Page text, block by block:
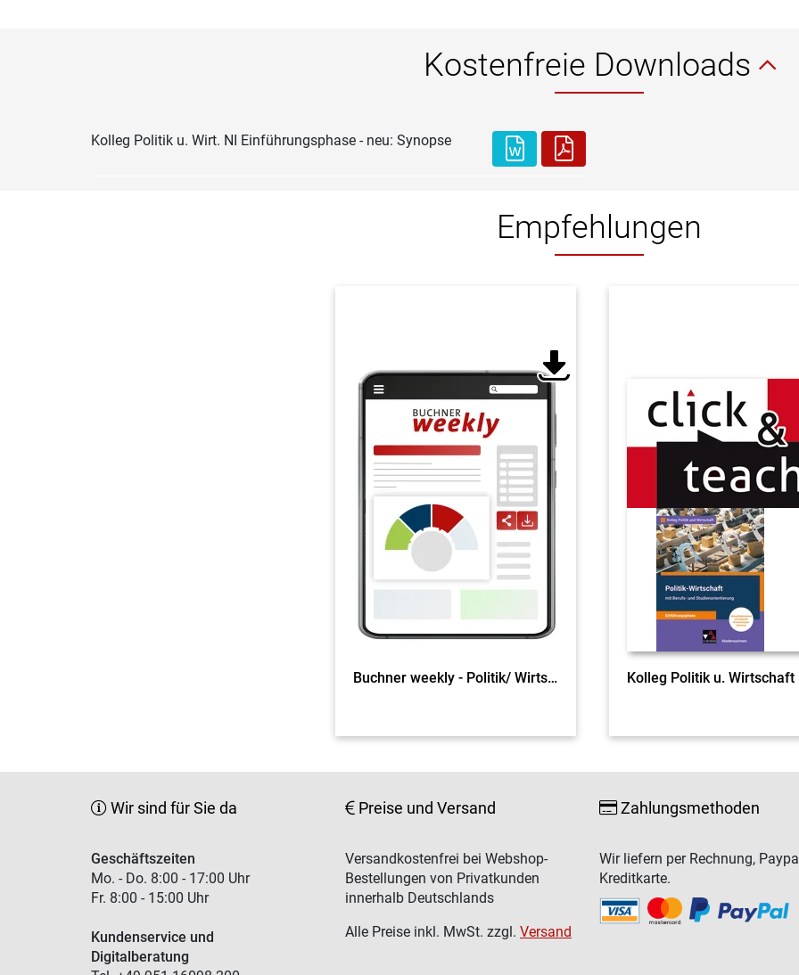
Kostenfreie Downloads
Kolleg Politik u. Wirt. NI Einführungsphase - neu: Synopse
Empfehlungen
Buchner weekly - Politik/ Wirtschaft
Wir sind für Sie da
Geschäftszeiten
Mo. - Do. 8:00 - 17:00 Uhr
Fr. 8:00 - 15:00 Uhr
Kundenservice und
Digitalberatung
Preise und Versand
Versandkostenfrei bei Webshop-
Bestellungen von Privatkunden
innerhalb Deutschlands
Alle Preise inkl. MwSt. zzgl. Versand
Zahlungsmethoden
Wir liefern per Rechnung,
Kreditkarte.